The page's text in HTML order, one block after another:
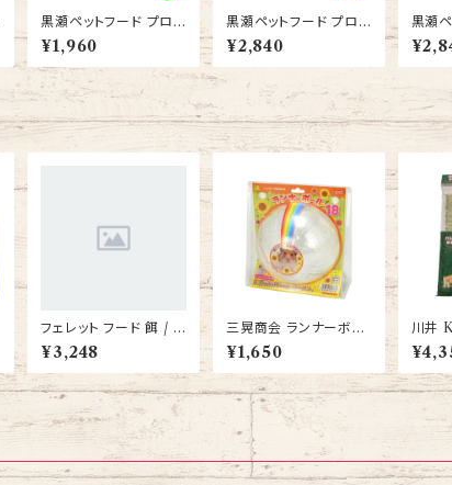
黒瀬ペットフード プロシ
ョップ専用 マニア mani
a 文鳥 1L ブンチョウ エ
サ 2個セット 送料無料
¥1,960
黒瀬ペットフード プロシ
ョップ専用 マニア（man
ia） 中型インコ 1L イン
コ えさ 3個セット 送料
無料
¥2,840
黒瀬
ョッ
ia）
餌 エ
フェレット フード 餌 / フ
ェレットセレクション パ
フォーマンス 1.5kg え
さ イースター
¥3,248
三晃商会 ランナーボー
ル 18 / ゴールデン ハム
スター 回し車 ホイール
¥1,650
川井
倶楽
ん L 6個セット/ ウサギ
チモ